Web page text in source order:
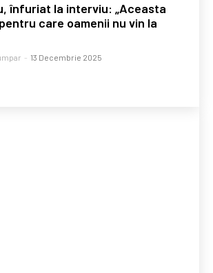
înfuriat la interviu: „Aceasta
care oamenii nu vin la
- 13 Decembrie 2025